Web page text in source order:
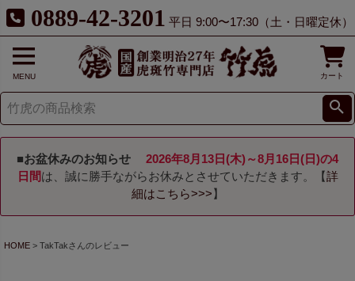
0889-42-3201 平日 9:00〜17:30（土・日曜定休）
MENU カート
■お盆休みのお知らせ
2026年8月13日(木)～8月16日(日)の4
日間は、誠に勝手ながらお休みとさせていただきます。【詳
細はこちら>>> 】
HOME TakTakさんのレビュー